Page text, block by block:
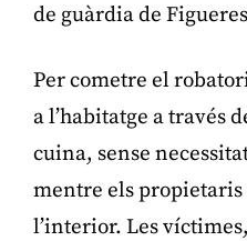
de guàrdia de
Per cometre el
a l’habitatge a través
cuina, sense
mentre els
l’interior. Les